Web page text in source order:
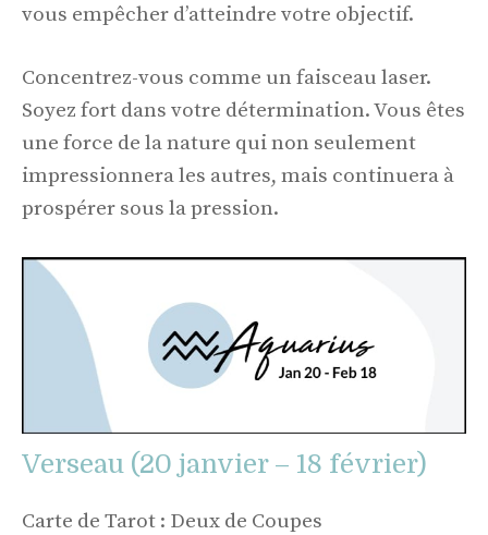
vous empêcher d’atteindre votre objectif.
Concentrez-vous comme un faisceau laser.
Soyez fort dans votre détermination. Vous êtes
une force de la nature qui non seulement
impressionnera les autres, mais continuera à
prospérer sous la pression.
Verseau (20 janvier – 18 février)
Carte de Tarot : Deux de Coupes